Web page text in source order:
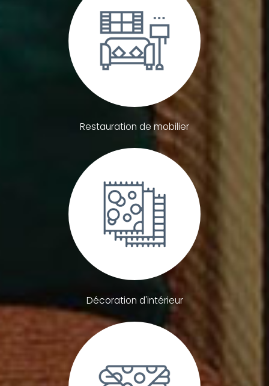
Restauration de mobilier
Décoration d'intérieur